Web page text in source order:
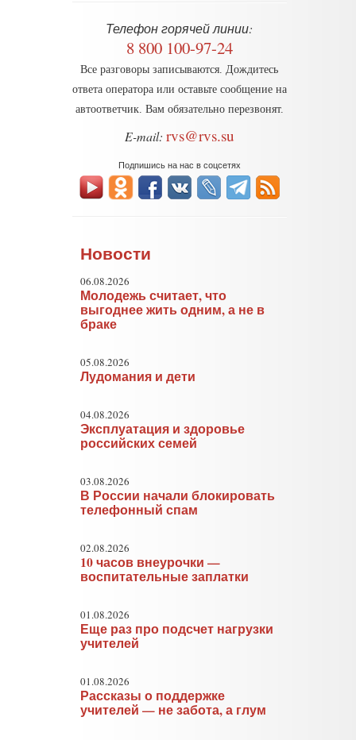
Телефон горячей линии:
8 800 100-97-24
Все разговоры записываются. Дождитесь
ответа оператора или оставьте сообщение на
автоответчик. Вам обязательно перезвонят.
E-mail: rvs@rvs.su
Подпишись на нас в соцсетях
Новости
06.08.2026
Молодежь считает, что
выгоднее жить одним, а не в
браке
05.08.2026
Лудомания и дети
04.08.2026
Эксплуатация и здоровье
российских семей
03.08.2026
В России начали блокировать
телефонный спам
02.08.2026
10 часов внеурочки —
воспитательные заплатки
01.08.2026
Еще раз про подсчет нагрузки
учителей
01.08.2026
Рассказы о поддержке
учителей — не забота, а глум